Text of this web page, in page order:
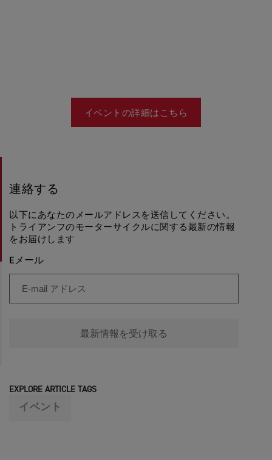
イベントの詳細はこちら
連絡する
以下にあなたのメールアドレスを送信してください。
トライアンフのモーターサイクルに関する最新の情報
をお届けします
Eメール
最新情報を受け取る
EXPLORE ARTICLE TAGS
イベント